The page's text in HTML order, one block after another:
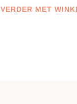
MET